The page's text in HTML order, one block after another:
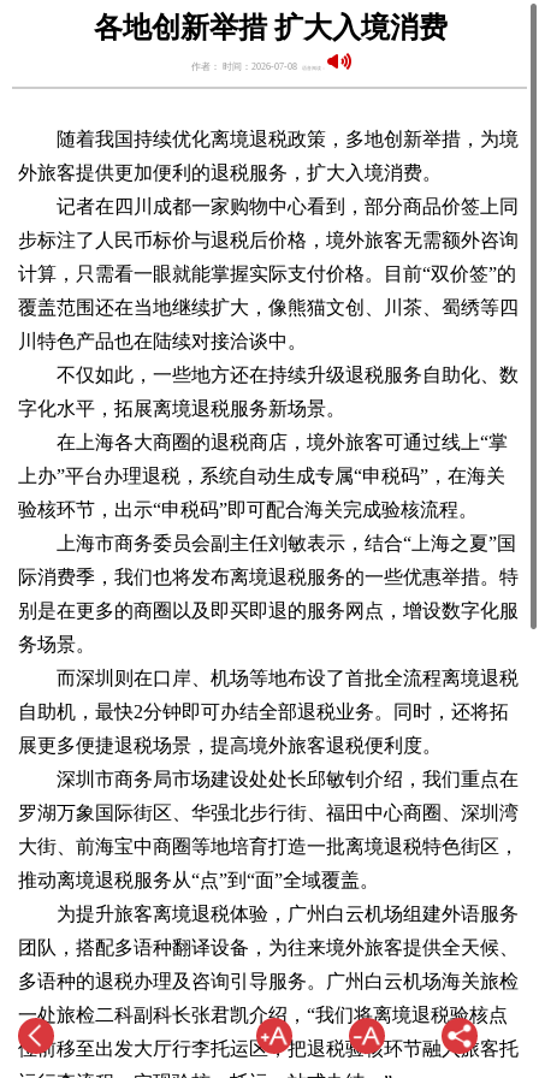
各地创新举措 扩大入境消费
作者： 时间：2026-07-08 语音阅读：
随着我国持续优化离境退税政策，多地创新举措，为境
外旅客提供更加便利的退税服务，扩大入境消费。
记者在四川成都一家购物中心看到，部分商品价签上同
步标注了人民币标价与退税后价格，境外旅客无需额外咨询
计算，只需看一眼就能掌握实际支付价格。目前“双价签”的
覆盖范围还在当地继续扩大，像熊猫文创、川茶、蜀绣等四
川特色产品也在陆续对接洽谈中。
不仅如此，一些地方还在持续升级退税服务自助化、数
字化水平，拓展离境退税服务新场景。
在上海各大商圈的退税商店，境外旅客可通过线上“掌
上办”平台办理退税，系统自动生成专属“申税码”，在海关
验核环节，出示“申税码”即可配合海关完成验核流程。
上海市商务委员会副主任刘敏表示，结合“上海之夏”国
际消费季，我们也将发布离境退税服务的一些优惠举措。特
别是在更多的商圈以及即买即退的服务网点，增设数字化服
务场景。
而深圳则在口岸、机场等地布设了首批全流程离境退税
自助机，最快2分钟即可办结全部退税业务。同时，还将拓
展更多便捷退税场景，提高境外旅客退税便利度。
深圳市商务局市场建设处处长邱敏钊介绍，我们重点在
罗湖万象国际街区、华强北步行街、福田中心商圈、深圳湾
大街、前海宝中商圈等地培育打造一批离境退税特色街区，
推动离境退税服务从“点”到“面”全域覆盖。
为提升旅客离境退税体验，广州白云机场组建外语服务
团队，搭配多语种翻译设备，为往来境外旅客提供全天候、
多语种的退税办理及咨询引导服务。广州白云机场海关旅检
一处旅检二科副科长张君凯介绍，“我们将离境退税验核点
位前移至出发大厅行李托运区，把退税验核环节融入旅客托